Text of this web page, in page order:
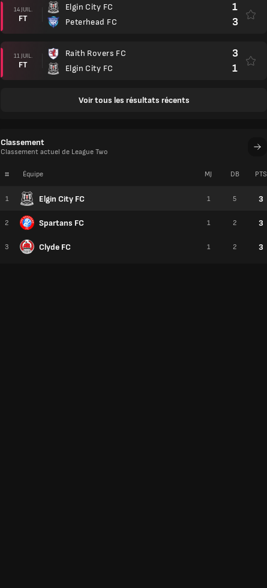
14 JUIL.
FT
Elgin City FC
Peterhead FC
1
3
11 JUIL.
FT
Raith Rovers FC
Elgin City FC
3
1
Voir tous les résultats récents
Classement
Classement actuel de League Two
# Équipe
1 Elgin City FC
2 Spartans FC
3 Clyde FC
MJ DB PTS
1 5 3
1 2 3
1 2 3